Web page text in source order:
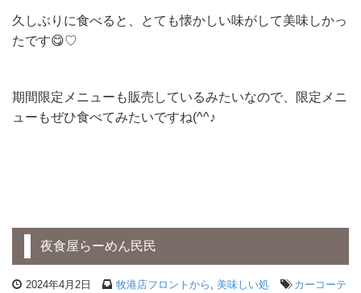
久しぶりに食べると、とても懐かしい味がして美味しかっ
たです😋♡
期間限定メニューも販売しているみたいなので、限定メニ
ューもぜひ食べてみたいですね(^^♪
夜食屋らーめん民民
2024年4月2日 牧港店フロントから 美味しい処
カーコーテ